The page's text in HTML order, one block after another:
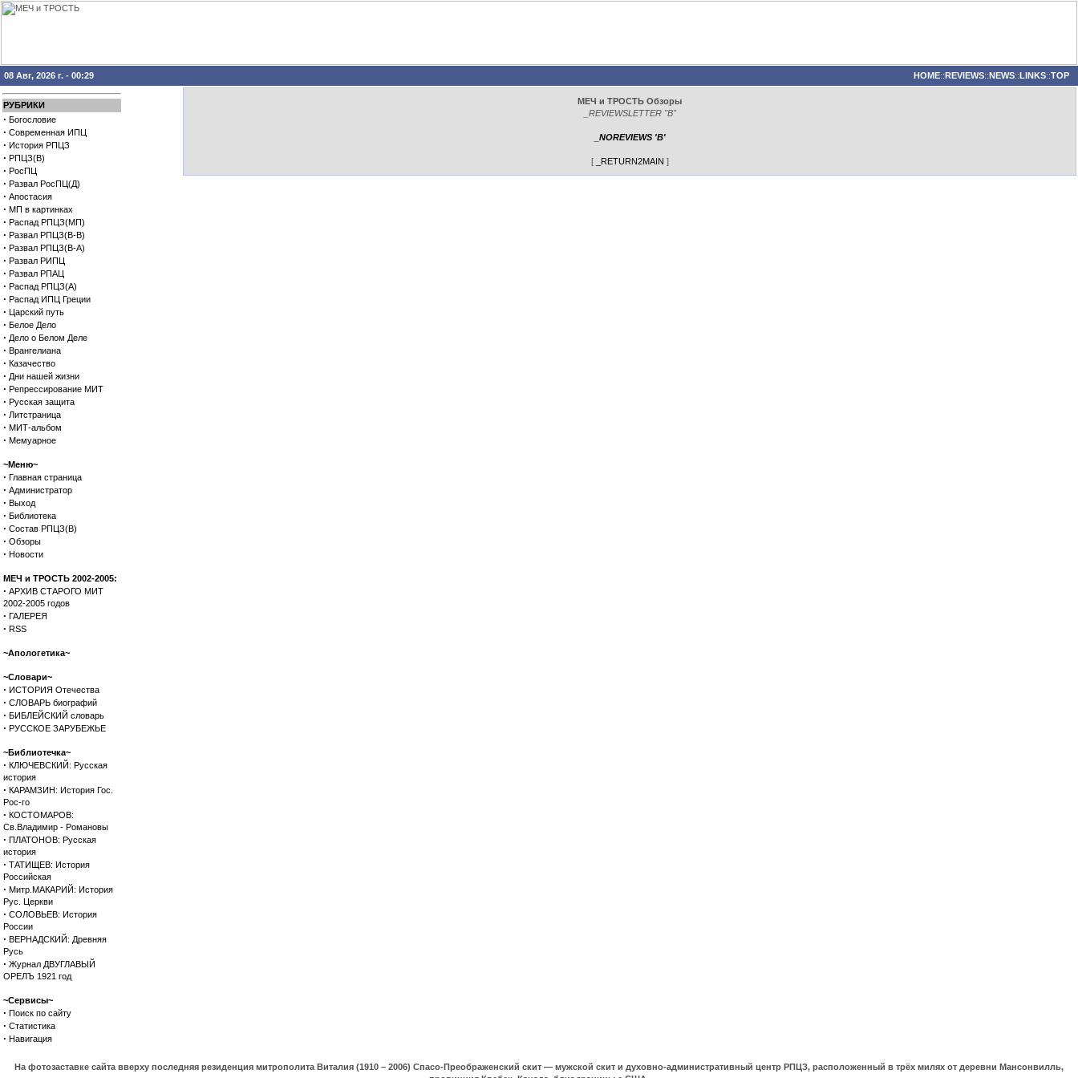
08 Авг, 2026 г. - 00:29 HOME::REVIEWS::NEWS::LINKS::TOP
РУБРИКИ
· Богословие
· Современная ИПЦ
· История РПЦЗ
· РПЦЗ(В)
· РосПЦ
· Развал РосПЦ(Д)
· Апостасия
· МП в картинках
· Распад РПЦЗ(МП)
· Развал РПЦЗ(В-В)
· Развал РПЦЗ(В-А)
· Развал РИПЦ
· Развал РПАЦ
· Распад РПЦЗ(А)
· Распад ИПЦ Греции
· Царский путь
· Белое Дело
· Дело о Белом Деле
· Врангелиана
· Казачество
· Дни нашей жизни
· Репрессирование МИТ
· Русская защита
· Литстраница
· МИТ-альбом
· Мемуарное
~Меню~
· Главная страница
· Администратор
· Выход
· Библиотека
· Состав РПЦЗ(В)
· Обзоры
· Новости
МЕЧ и ТРОСТЬ 2002-2005:
· АРХИВ СТАРОГО МИТ
2002-2005 годов
· ГАЛЕРЕЯ
· RSS
~Апологетика~
~Словари~
· ИСТОРИЯ Отечества
· СЛОВАРЬ биографий
· БИБЛЕЙСКИЙ словарь
· РУССКОЕ ЗАРУБЕЖЬЕ
~Библиотечка~
· КЛЮЧЕВСКИЙ: Русская
история
· КАРАМЗИН: История Гос.
Рос-го
· КОСТОМАРОВ:
Св.Владимир - Романовы
· ПЛАТОНОВ: Русская
история
· ТАТИЩЕВ: История
Российская
· Митр.МАКАРИЙ: История
Рус. Церкви
· СОЛОВЬЕВ: История
России
· ВЕРНАДСКИЙ: Древняя
Русь
· Журнал ДВУГЛАВЫЙ
ОРЕЛЪ 1921 год
~Сервисы~
· Поиск по сайту
· Статистика
· Навигация
МЕЧ и ТРОСТЬ Обзоры
_REVIEWSLETTER "B"
_NOREVIEWS 'B'
[ _RETURN2MAIN ]
На фотозаставке сайта вверху последняя резиденция митрополита Виталия (1910 – 2006) Спасо-Преображенский скит — мужской скит и духовно-административный центр РПЦЗ, расположенный в трёх милях от деревни Мансонвилль,